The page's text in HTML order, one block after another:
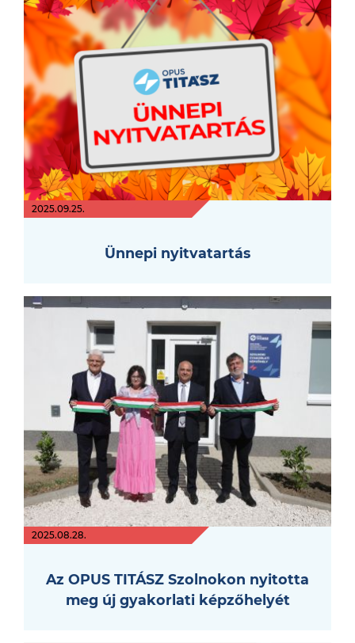
2025.09.25.
Ünnepi nyitvatartás
2025.08.28.
Az OPUS TITÁSZ Szolnokon nyitotta
meg új gyakorlati képzőhelyét